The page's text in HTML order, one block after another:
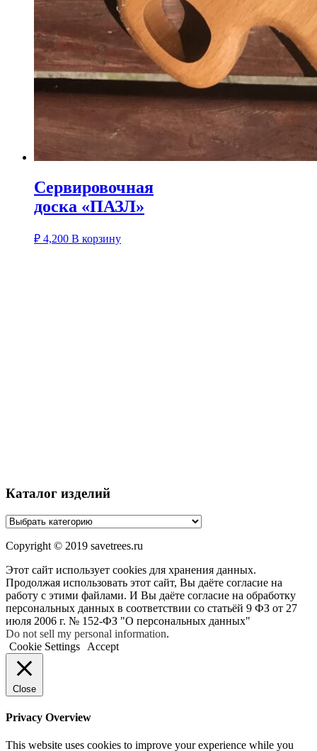
Сервировочная
доска «ПАЗЛ»
₽ 4,200 В корзину
Каталог изделий
Copyright © 2019 savetrees.ru
Этот сайт использует cookies для хранения данных.
Продолжая использовать этот сайт, Вы даёте согласие на
работу с этими файлами. И Вы даёте согласие на обработку
персональных данных в соответствии со статьёй 9 ФЗ от 27
июля 2006 г. № 152-ФЗ "О персональных данных"
Do not sell my personal information.
Cookie Settings
Accept
Close
Privacy Overview
This website uses cookies to improve your experience while you